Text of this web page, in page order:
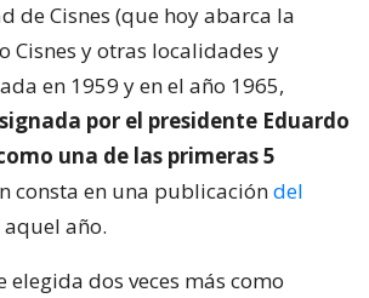
de Cisnes (que hoy abarca la
Cisnes y otras localidades y
en 1959 y en el año 1965,
por el presidente Eduardo
una de las primeras 5
consta en una publicacióndel
aquel año.
elegida dos veces más como